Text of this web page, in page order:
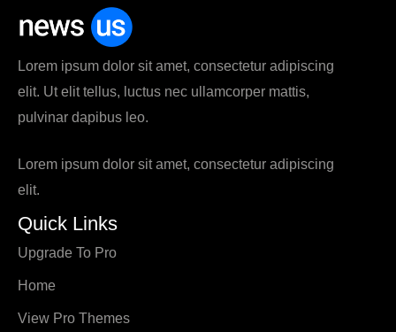
Lorem ipsum dolor sit amet, consectetur adipiscing
elit. Ut elit tellus, luctus nec ullamcorper mattis,
pulvinar dapibus leo.
Lorem ipsum dolor sit amet, consectetur adipiscing
elit.
Quick Links
Upgrade To Pro
Home
View Pro Themes